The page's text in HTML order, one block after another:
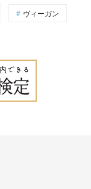
ヴィーガン